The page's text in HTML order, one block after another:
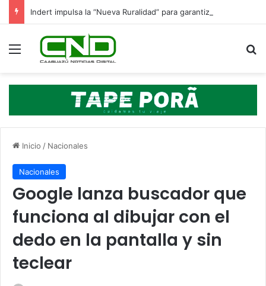
Menú
Inicio / Nacionales
Nacionales
Google lanza buscador que
funciona al dibujar con el
dedo en la pantalla y sin
teclear